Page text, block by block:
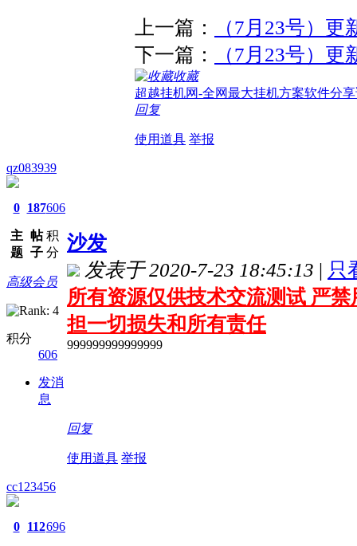
上一篇：
（7月23号）
下一篇：
（7月23号）
收藏
超越挂机网-全网最大挂机方案软件分
回复
使用道具 举报
qz083939
0
主
题
187
帖
子
606
积
分
高级会员
积分
606
发消
息
沙发
发表于 2020-7-23 18:45:13 | 只
所有资源仅供技术交流测试 严
担一切损失和所有责任
999999999999999
回复
使用道具 举报
cc123456
0 112696